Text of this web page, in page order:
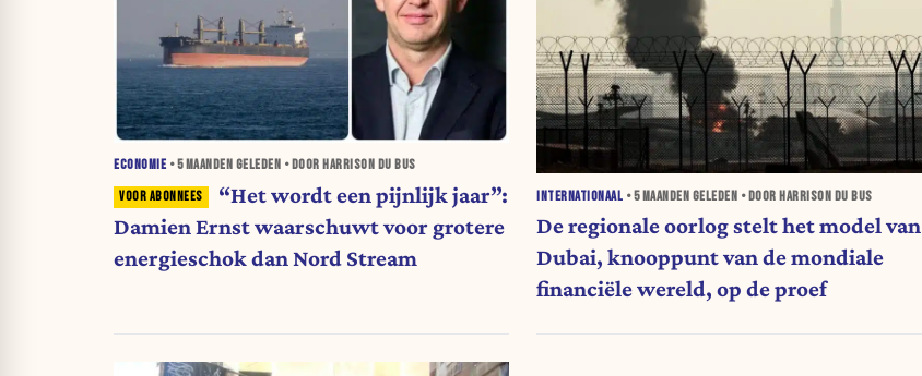
ECONOMIE •5 MAANDEN GELEDEN • DOOR HARRISON DU BUS
“Het wordt een pijnlijk jaar”:
Damien Ernst waarschuwt voor grotere
energieschok dan Nord Stream
INTERNATIONAAL •5 MAANDEN GELEDEN • DOOR HARRISON DU BUS
De regionale oorlog stelt het model van
Dubai, knooppunt van de mondiale
financiële wereld, op de proef